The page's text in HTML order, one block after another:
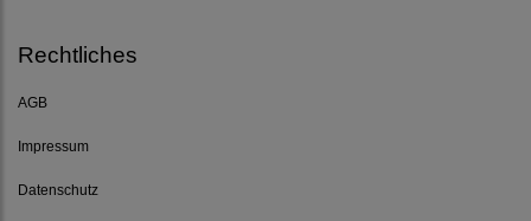
Rechtliches
AGB
Impressum
Datenschutz